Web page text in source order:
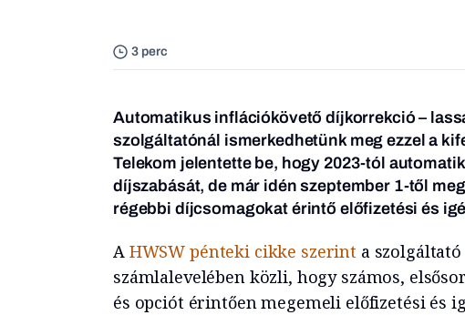
3 perc
Automatikus inflációkövető díjkorrekció –
szolgáltatónál ismerkedhetünk meg ezzel a
Telekom jelentette be, hogy 2023-tól
díjszabását, de már idén szeptember 1-től
régebbi díjcsomagokat érintő előfizetési és
A HWSW pénteki cikke szerinta
számlalevelében közli, hogy számos,
és opciót érintően megemeli előfizetési és